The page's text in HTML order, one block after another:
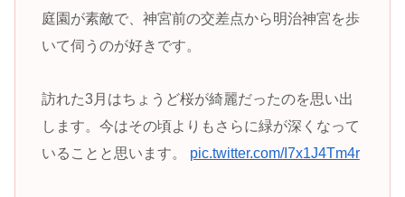
庭園が素敵で、神宮前の交差点から明治神宮を歩
いて伺うのが好きです。
訪れた3月はちょうど桜が綺麗だったのを思い出
します。今はその頃よりもさらに緑が深くなって
いることと思います。 pic.twitter.com/I7x1J4Tm4r